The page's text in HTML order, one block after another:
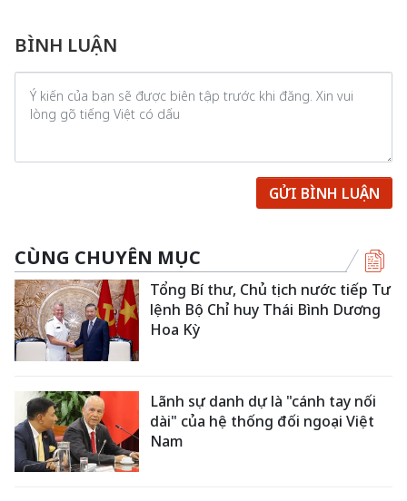
BÌNH LUẬN
GỬI BÌNH LUẬN
CÙNG CHUYÊN MỤC
Tổng Bí thư, Chủ tịch nước tiếp Tư
lệnh Bộ Chỉ huy Thái Bình Dương
Hoa Kỳ
Lãnh sự danh dự là "cánh tay nối
dài" của hệ thống đối ngoại Việt
Nam